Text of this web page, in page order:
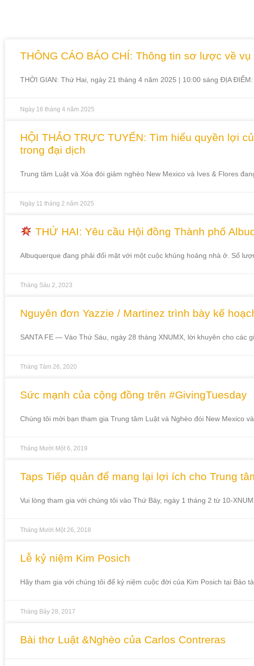
THÔNG CÁO BÁO CHÍ: Thông tin sơ lược về
THỜI GIAN: Thứ Hai, ngày 21 tháng 4 năm 2025 | 10:00 sáng ĐỊA
Ngày 16 tháng 4 năm 2025
HỘI THẢO TRỰC TUYẾN: Tìm hiểu quyền lợi
trong đại dịch
Trung tâm Luật và Xóa đói giảm nghèo New Mexico và Ives & Flores
Ngày 11 tháng 2 năm 2025
THỨ HAI: Yêu cầu Hội đồng Thành phố
Albuquerque đang phải đối mặt với một cuộc khủng hoảng nhà ở. Số
Tháng Sáu 2, 2023
Nguyên đơn Yazzie / Martinez trình bày kế
SANTA FE — Vào Thứ Sáu, ngày 28 tháng XNUMX, lời khuyên cho các
Tháng Tám 26, 2020
Sức mạnh của cộng đồng trên #GivingTuesday
Chúng tôi mời bạn tham gia Trung tâm Luật và Nghèo đói New Mexico
Tháng Mười Một 6, 2019
Taps Tiếp quản để mang lại lợi ích cho Trung
Vui lòng tham gia với chúng tôi vào Thứ Bảy, ngày 1 tháng 2 từ 10-
Tháng Mười Một 26, 2018
Lễ kỷ niệm Kim Posich
Hãy tham gia với chúng tôi để kỷ niệm cuộc đời của Kim Posich tại Bảo
Tháng Bảy 28, 2017
Bài thơ Luật &Nghèo của Carlos Contreras